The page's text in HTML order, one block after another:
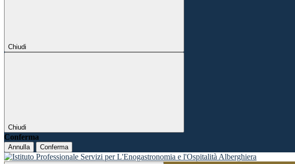
Chiudi
Chiudi
Conferma
Annulla Conferma